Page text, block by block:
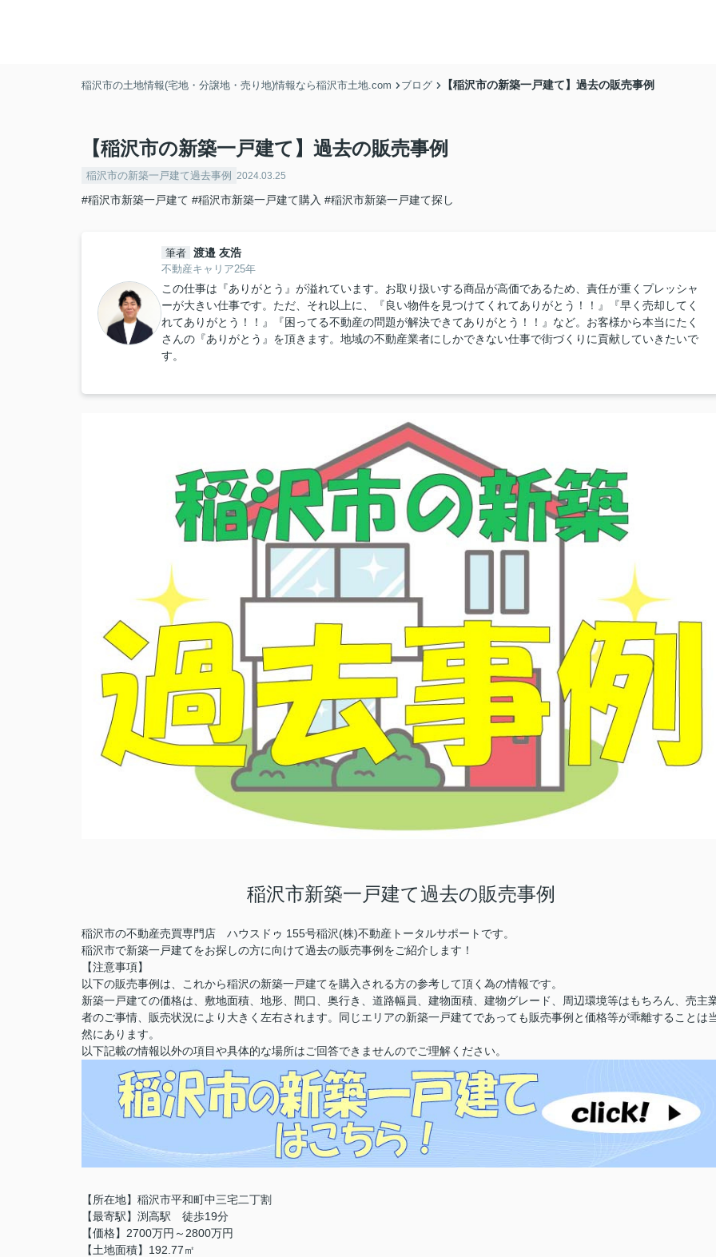
稲沢市の土地情報(宅地・分譲地・売り地)情報なら稲沢市土地.com ブログ 【稲沢市の新築一戸建て】過去の販売事例
【稲沢市の新築一戸建て】過去の販売事例
稲沢市の新築一戸建て過去事例 2024.03.25
#稲沢市新築一戸建て #稲沢市新築一戸建て購入 #稲沢市新築一戸建て探し
筆者 渡邉 友浩
不動産キャリア25年
この仕事は『ありがとう』が溢れています。お取り扱いする商品が高価であるため、責任が重くプレッシャ
ーが大きい仕事です。ただ、それ以上に、『良い物件を見つけてくれてありがとう！！』『早く売却してく
れてありがとう！！』『困ってる不動産の問題が解決できてありがとう！！』など。お客様から本当にたく
さんの『ありがとう』を頂きます。地域の不動産業者にしかできない仕事で街づくりに貢献していきたいで
す。
稲沢市新築一戸建て過去の販売事例
稲沢市の不動産売買専門店 ハウスドゥ 155号稲沢(株)不動産トータルサポートです。
稲沢市で新築一戸建てをお探しの方に向けて過去の販売事例をご紹介します！
【注意事項】
以下の販売事例は、これから稲沢の新築一戸建てを購入される方の参考して頂く為の情報です。
新築一戸建ての価格は、敷地面積、地形、間口、奥行き、道路幅員、建物面積、建物グレード、周辺環境等はもちろん、売主
者のご事情、販売状況により大きく左右されます。同じエリアの新築一戸建てであっても販売事例と価格等が乖離することは
然にあります。
以下記載の情報以外の項目や具体的な場所はご回答できませんのでご理解ください。
【所在地】稲沢市平和町中三宅二丁割
【最寄駅】渕高駅 徒歩19分
【価格】2700万円～2800万円
【土地面積】192.77㎡